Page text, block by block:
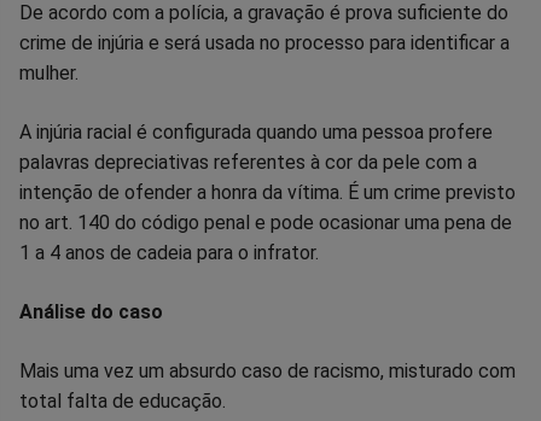
De acordo com a polícia, a gravação é prova suficiente do
crime de injúria e será usada no processo para identificar a
mulher.
A injúria racial é configurada quando uma pessoa profere
palavras depreciativas referentes à cor da pele com a
intenção de ofender a honra da vítima. É um crime previsto
no art. 140 do código penal e pode ocasionar uma pena de
1 a 4 anos de cadeia para o infrator.
Análise do caso
Mais uma vez um absurdo caso de racismo, misturado com
total falta de educação.